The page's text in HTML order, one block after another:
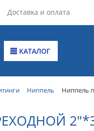
Доставка и оплата
КАТАЛОГ
Ниппель Ниппель